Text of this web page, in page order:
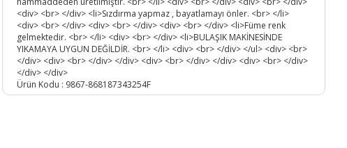
<div> <br> </div> <li>Sızdırma yapmaz , bayatlamayı önler. <br> </li>
<div> <br> </div> <div> <br> </div> <div> <br> </div> <li>Füme renk
gelmektedir. <br> </li> <div> <br> </div> <li>BULAŞIK MAKİNESİNDE
YIKAMAYA UYGUN DEĞİLDİR. <br> </li> <div> <br> </div> </ul> <div> <br>
</div> <div> <br> </div> </div> <div> <br> </div> </div> <div> <br> </div>
</div> </div>
Ürün Kodu : 9867-868187343254F